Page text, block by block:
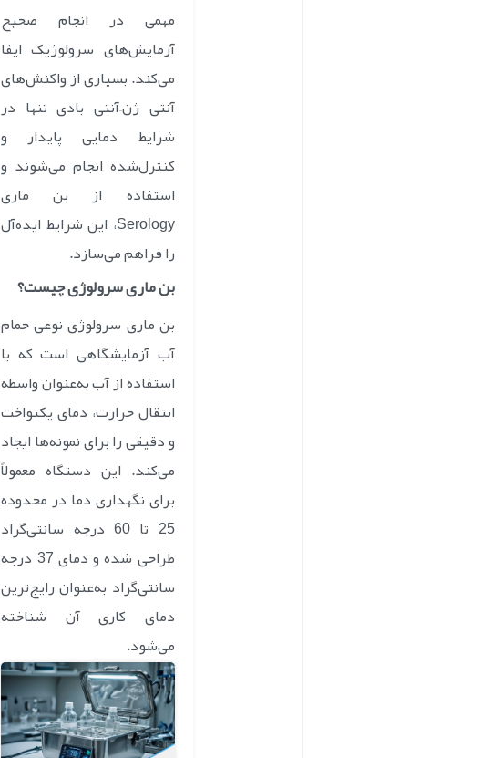
مهمی در انجام صحیح
آزمایش‌های سرولوژیک ایفا
می‌کند. بسیاری از واکنش‌های
آنتی ژن–آنتی بادی تنها در
شرایط دمایی پایدار و
کنترل‌شده انجام می‌شوند و
استفاده از بن ماری
Serology، این شرایط ایده‌آل
را فراهم می‌سازد.
بن ماری سرولوژی چیست؟
بن ماری سرولوژی نوعی حمام
آب آزمایشگاهی است که با
استفاده از آب به‌عنوان واسطه
انتقال حرارت، دمای یکنواخت
و دقیقی را برای نمونه‌ها ایجاد
می‌کند. این دستگاه معمولاً
برای نگهداری دما در محدوده
25 تا 60 درجه سانتی‌گراد
طراحی شده و دمای 37 درجه
سانتی‌گراد به‌عنوان رایج‌ترین
دمای کاری آن شناخته
می‌شود.